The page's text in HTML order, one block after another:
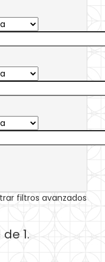
filtros avanzados
1.